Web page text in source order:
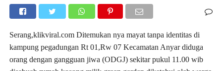
Serang,klikviral.com Ditemukan nya mayat tanpa identitas di
kampung pegadungan Rt 01,Rw 07 Kecamatan Anyar diduga
orang dengan gangguan jiwa (ODGJ) sekitar pukul 11.00 wib